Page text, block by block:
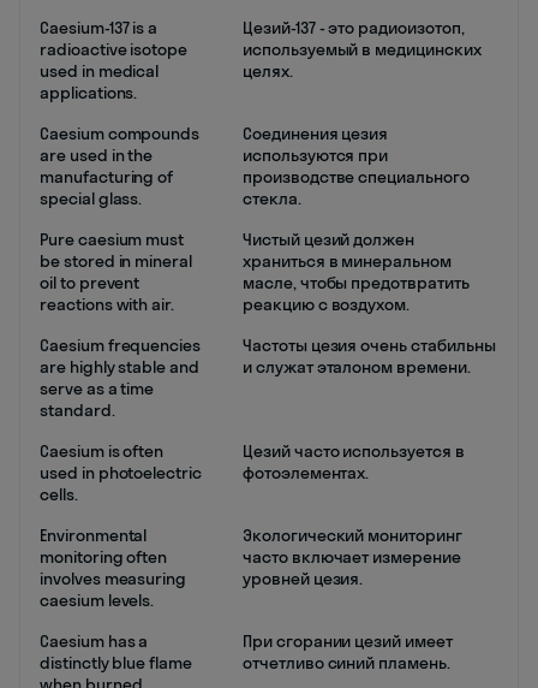
Caesium-137 is a
radioactive isotope
used in medical
applications.
Цезий-137 - это радиоизотоп,
используемый в медицинских
целях.
Caesium compounds
are used in the
manufacturing of
special glass.
Соединения цезия
используются при
производстве специального
стекла.
Pure caesium must
be stored in mineral
oil to prevent
reactions with air.
Чистый цезий должен
храниться в минеральном
масле, чтобы предотвратить
реакцию с воздухом.
Caesium frequencies
are highly stable and
serve as a time
standard.
Частоты цезия очень стабильны
и служат эталоном времени.
Caesium is often
used in photoelectric
cells.
Цезий часто используется в
фотоэлементах.
Environmental
monitoring often
involves measuring
caesium levels.
Экологический мониторинг
часто включает измерение
уровней цезия.
Caesium has a
distinctly blue flame
При сгорании цезий имеет
отчетливо синий пламень.